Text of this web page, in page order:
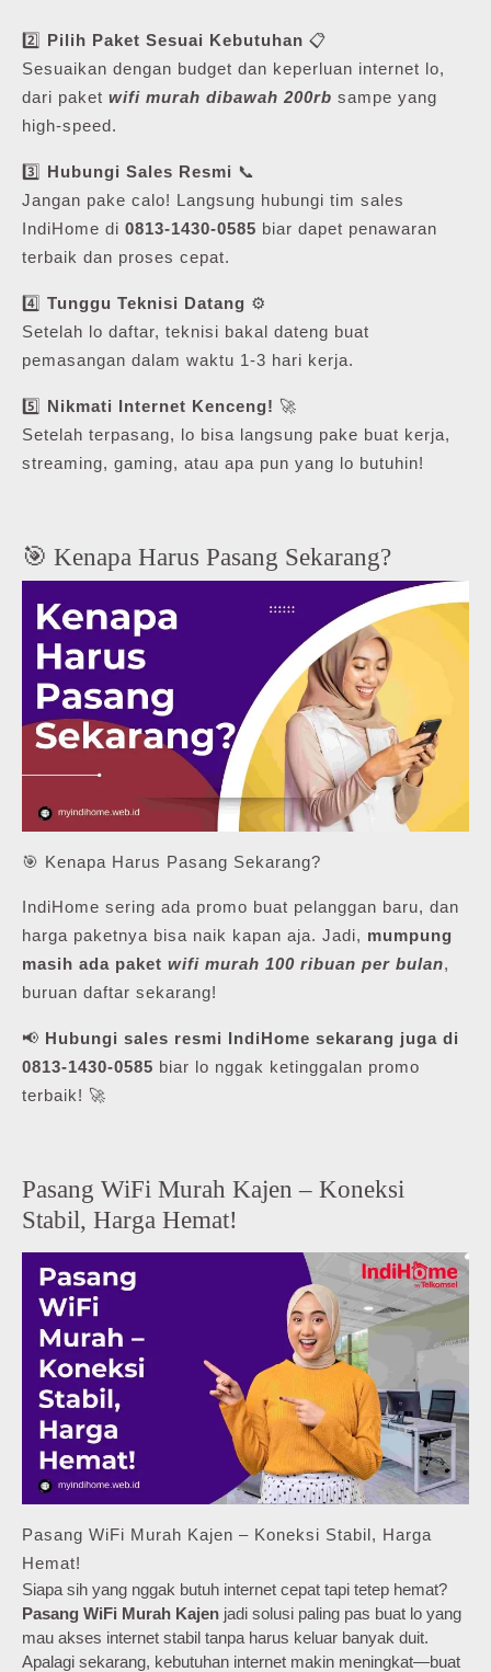
2️⃣ Pilih Paket Sesuai Kebutuhan 📋
Sesuaikan dengan budget dan keperluan internet lo,
dari paket wifi murah dibawah 200rb sampe yang
high-speed.
3️⃣ Hubungi Sales Resmi 📞
Jangan pake calo! Langsung hubungi tim sales
IndiHome di 0813-1430-0585 biar dapet penawaran
terbaik dan proses cepat.
4️⃣ Tunggu Teknisi Datang ⚙️
Setelah lo daftar, teknisi bakal dateng buat
pemasangan dalam waktu 1-3 hari kerja.
5️⃣ Nikmati Internet Kenceng! 🚀
Setelah terpasang, lo bisa langsung pake buat kerja,
streaming, gaming, atau apa pun yang lo butuhin!
🎯 Kenapa Harus Pasang Sekarang?
🎯 Kenapa Harus Pasang Sekarang?
IndiHome sering ada promo buat pelanggan baru, dan
harga paketnya bisa naik kapan aja. Jadi, mumpung
masih ada paket wifi murah 100 ribuan per bulan,
buruan daftar sekarang!
📢 Hubungi sales resmi IndiHome sekarang juga di
0813-1430-0585 biar lo nggak ketinggalan promo
terbaik! 🚀
Pasang WiFi Murah Kajen – Koneksi
Stabil, Harga Hemat!
Pasang WiFi Murah Kajen – Koneksi Stabil, Harga
Hemat!
Siapa sih yang nggak butuh internet cepat tapi tetep hemat?
Pasang WiFi Murah Kajen jadi solusi paling pas buat lo yang
mau akses internet stabil tanpa harus keluar banyak duit.
Apalagi sekarang, kebutuhan internet makin meningkat—buat